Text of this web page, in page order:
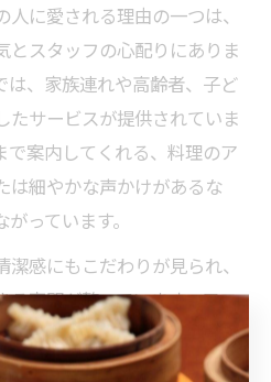
に愛される理由の一つは、
とスタッフの心配りにありま
は、家族連れや高齢者、子ど
たサービスが提供されていま
で案内してくれる、料理のア
は細やかな声かけがあるな
っています。
感にもこだわりが見られ、
空間が整っています。口コ
も「落ち着ける」「子連れで
寄せられています。これらが